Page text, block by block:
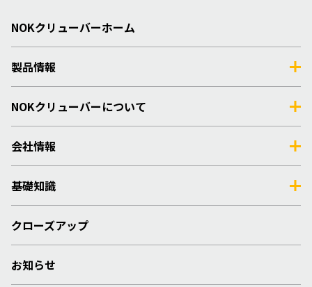
NOKクリューバーホーム
製品情報
NOKクリューバーについて
会社情報
基礎知識
クローズアップ
お知らせ